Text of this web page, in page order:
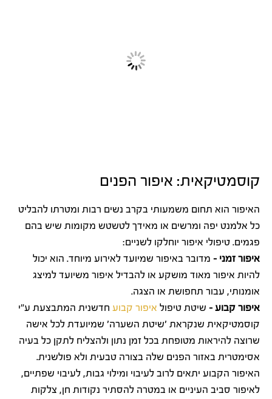
קוסמטיקאית: איפור הפנים
האיפור הוא תחום משמעותי בקרב נשים רבות ומטרתו להבליט
כל אלמנט יפה ומרשים או מאידך לטשטש מקומות שיש בהם
פגמים. טיפולי איפור יוחלקו לשניים:
איפור זמני – מדובר באיפור שמיועד לאירוע מיוחד. הוא יכול
להיות איפור מאוד מושקע או להבדיל איפור משיועד למיצג
אומנותי, עבור תחפושת או הצגה.
איפור קבוע – שיטת טיפול איפור קבוע חדשנית המתבצעת ע"י
קוסמטיקאית שנקראת 'שיטת השערה' שמיועדת לכל אישה
שרוצה להיראות מטופחת בכל זמן נתון ולהצליח לתקן כל בעיה
אסימטרית באזור הפנים שלה בצורה טבעית ולא פולשנית.
האיפור הקבוע יתאים לרוב לעיבוי ומילוי גבות, לעיבוי שפתיים,
לאיפור סביב העיניים או במטרה להסתיר נקודות חן, צלקות